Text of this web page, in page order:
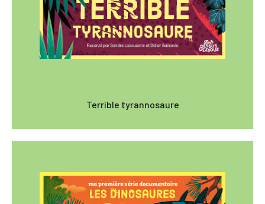
Terrible tyrannosaure